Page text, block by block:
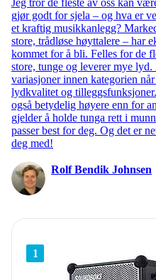
Jeg tror de fleste av oss kan
gjør godt for sjela – og hva er
et kraftig musikkanlegg?
store, trådløse høyttalere – har
kommet for å bli. Felles for de
store, tunge og leverer mye
variasjoner innen kategorien
lydkvalitet og
også betydelig høyere enn for
gjelder å holde tunga rett i
passer best for deg. Og det er
deg med!
Rolf Bendik Johnsen
1